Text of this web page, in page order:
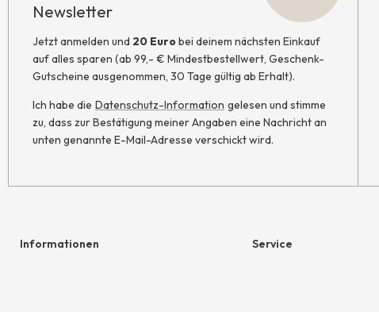
Newsletter
Jetzt anmelden und 20 Eurobei deinem nächsten Einkauf
auf alles sparen (ab 99,- € Mindestbestellwert, Geschenk-
Gutscheine ausgenommen, 30 Tage gültig ab Erhalt).
Ich habe die Datenschutz-Information gelesen und stimme
zu, dass zur Bestätigung meiner Angaben eine Nachricht an
unten genannte E-Mail-Adresse verschickt wird.
Informationen Service